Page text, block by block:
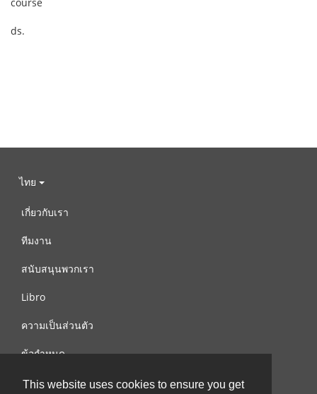
This website uses cookies to ensure you get
ds.
ไทย
เกี่ยวกับเรา
ทีมงาน
สนับสนุนพวกเรา
Libro
ความเป็นส่วนตัว
ข้อกำหนด
ติดต่อเรา